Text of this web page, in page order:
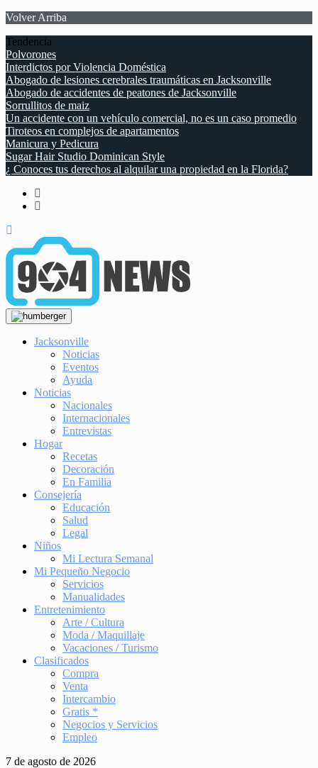
Volver Arriba
Tendencia
Polvorones
Interdictos por Violencia Doméstica
Abogado de lesiones cerebrales traumáticas en Jacksonville
Abogado de accidentes de peatones de Jacksonville
Sorrullitos de maiz
Un accidente con un vehículo comercial, no es un caso promedio
Tiroteos en complejos de apartamentos
Manicura y Pedicura
Sugar Hair Studio Dominican Style
¿ Conoces tus derechos al alquilar una propiedad en la Florida?
Jacksonville
Noticias
Eventos
Ayuda
Noticias
Nacionales
Internacionales
Entrevistas
Hogar
Recetas
Decoración
En Familia
Consejería
Educación
Salud
Legal
Niños
Mi Lectura Semanal
Mi Pequeño Negocio
Servicios
Manualidades
Entretenimiento
Arte / Cultura
Moda / Maquillaje
Vacaciones / Turismo
Clasificados
Compra
Venta
Intercambio
Gratis *
Negocios y Servicios
Empleo
7 de agosto de 2026